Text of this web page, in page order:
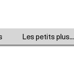
Les petits plus...